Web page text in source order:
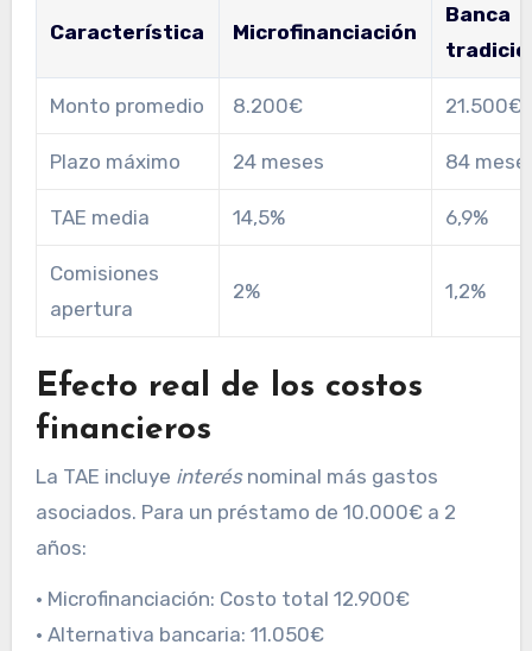
Característica Microfinanciación
Banca
Monto promedio 8.200€ 21.500€
Plazo máximo 24 meses 84
TAE media 14,5% 6,9%
Comisiones
apertura
2% 1,2%
Efecto real de los costos
financieros
La TAE incluye interésnominal más gastos
asociados. Para un préstamo de 10.000€ a 2
años:
• Microfinanciación: Costo total 12.900€
• Alternativa bancaria: 11.050€